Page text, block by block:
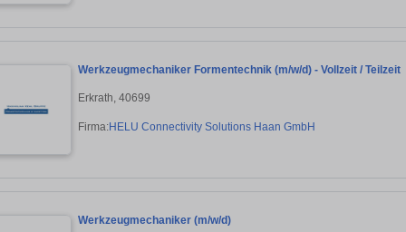
Werkzeugmechaniker Formentechnik (m/w/d) - Vollzeit / Teilzeit
Erkrath, 40699
Firma:HELU Connectivity Solutions Haan GmbH
Werkzeugmechaniker (m/w/d)